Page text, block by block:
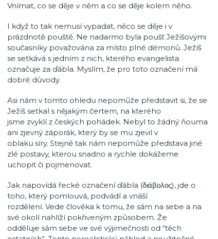
Vnímat, co se děje v něm a co se děje kolem něho.
I když to tak nemusí vypadat, něco se děje i v
prázdnotě pouště. Ne nadarmo byla poušť Ježíšovými
současníky považována za místo plné démonů. Ježíš
se setkává s jedním z nich, kterého evangelista
označuje za ďábla. Myslím, že pro toto označení má
dobré důvody.
Asi nám v tomto ohledu nepomůže představit si, že se
Ježíš setkal s nějakým čertem, na kterého
jsme zvyklí z českých pohádek. Nebyl to žádný ňouma
ani zjevný záporák, který by se mu zjevil v
oblaku síry. Stejně tak nám nepomůže představa jiné
zlé postavy, kterou snadno a rychle dokážeme
uchopit či pojmenovat.
Jak napovídá řecké označení ďábla (διάβολος), jde o
toho, který pomlouvá, podvádí a vnáší
rozdělení. Vede člověka k tomu, že sám na sebe a na
své okolí nahlíží pokřiveným způsobem. Že
odděluje sám sebe ve své výjimečnosti od “těch